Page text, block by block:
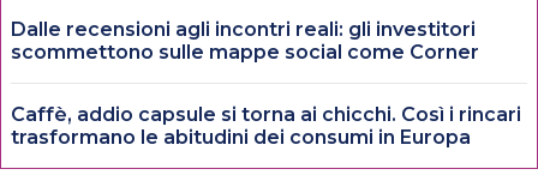
Dalle recensioni agli incontri reali: gli investitori
scommettono sulle mappe social come Corner
Caffè, addio capsule si torna ai chicchi. Così i rincari
trasformano le abitudini dei consumi in Europa